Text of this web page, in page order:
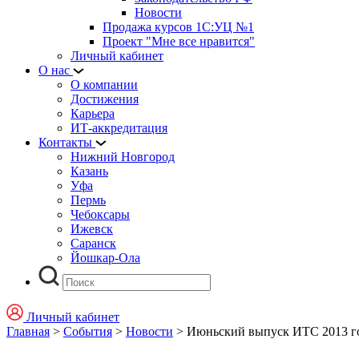
Новости
Продажа курсов 1С:УЦ №1
Проект "Мне все нравится"
Личный кабинет
О нас
О компании
Достижения
Карьера
ИТ-аккредитация
Контакты
Нижний Новгород
Казань
Уфа
Пермь
Чебоксары
Ижевск
Саранск
Йошкар-Ола
Личный кабинет
Главная > События > Новости > Июньский выпуск ИТС 2013